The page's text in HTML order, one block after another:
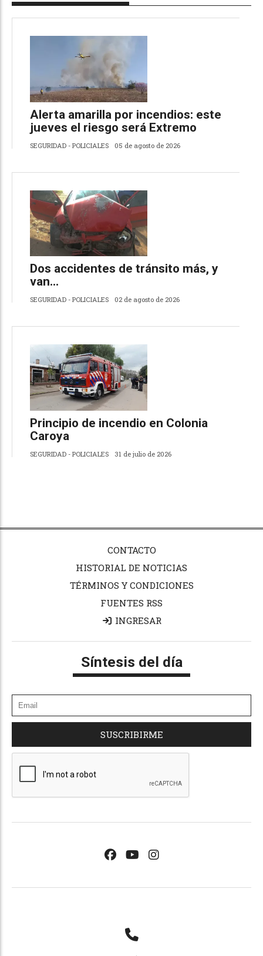
Alerta amarilla por incendios: este
jueves el riesgo será Extremo
SEGURIDAD - POLICIALES 05 de agosto de 2026
Dos accidentes de tránsito más, y
van…
SEGURIDAD - POLICIALES 02 de agosto de 2026
Principio de incendio en Colonia
Caroya
SEGURIDAD - POLICIALES 31 de julio de 2026
CONTACTO
HISTORIAL DE NOTICIAS
TÉRMINOS Y CONDICIONES
FUENTES RSS
INGRESAR
Síntesis del día
SUSCRIBIRME